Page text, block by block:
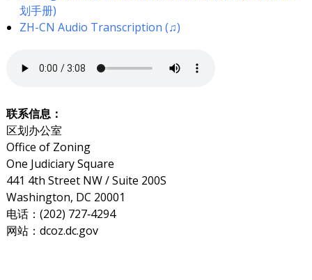
划手册)
ZH-CN Audio Transcription (♫)
联系信息：
区划办公室
Office of Zoning
One Judiciary Square
441 4th Street NW / Suite 200S
Washington, DC 20001
电话：(202) 727‐4294
网站：dcoz.dc.gov